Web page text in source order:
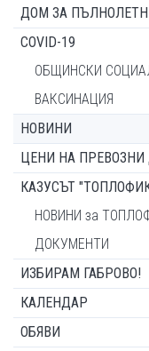
ДОМ ЗА
COVID-19
ОБЩИНСКИ
ВАКСИНАЦИЯ
НОВИНИ
ЦЕНИ НА
КАЗУСЪТ
НОВИНИ за
ДОКУМЕНТИ
ИЗБИРАМ ГАБРОВО!
КАЛЕНДАР
ОБЯВИ